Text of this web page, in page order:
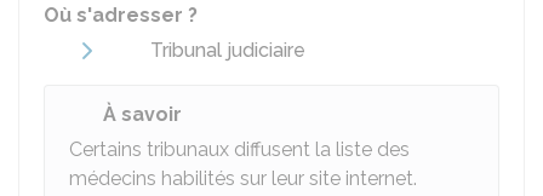
Où s'adresser ?
Tribunal judiciaire
À savoir
Certains tribunaux diffusent la liste des
médecins habilités sur leur site internet.